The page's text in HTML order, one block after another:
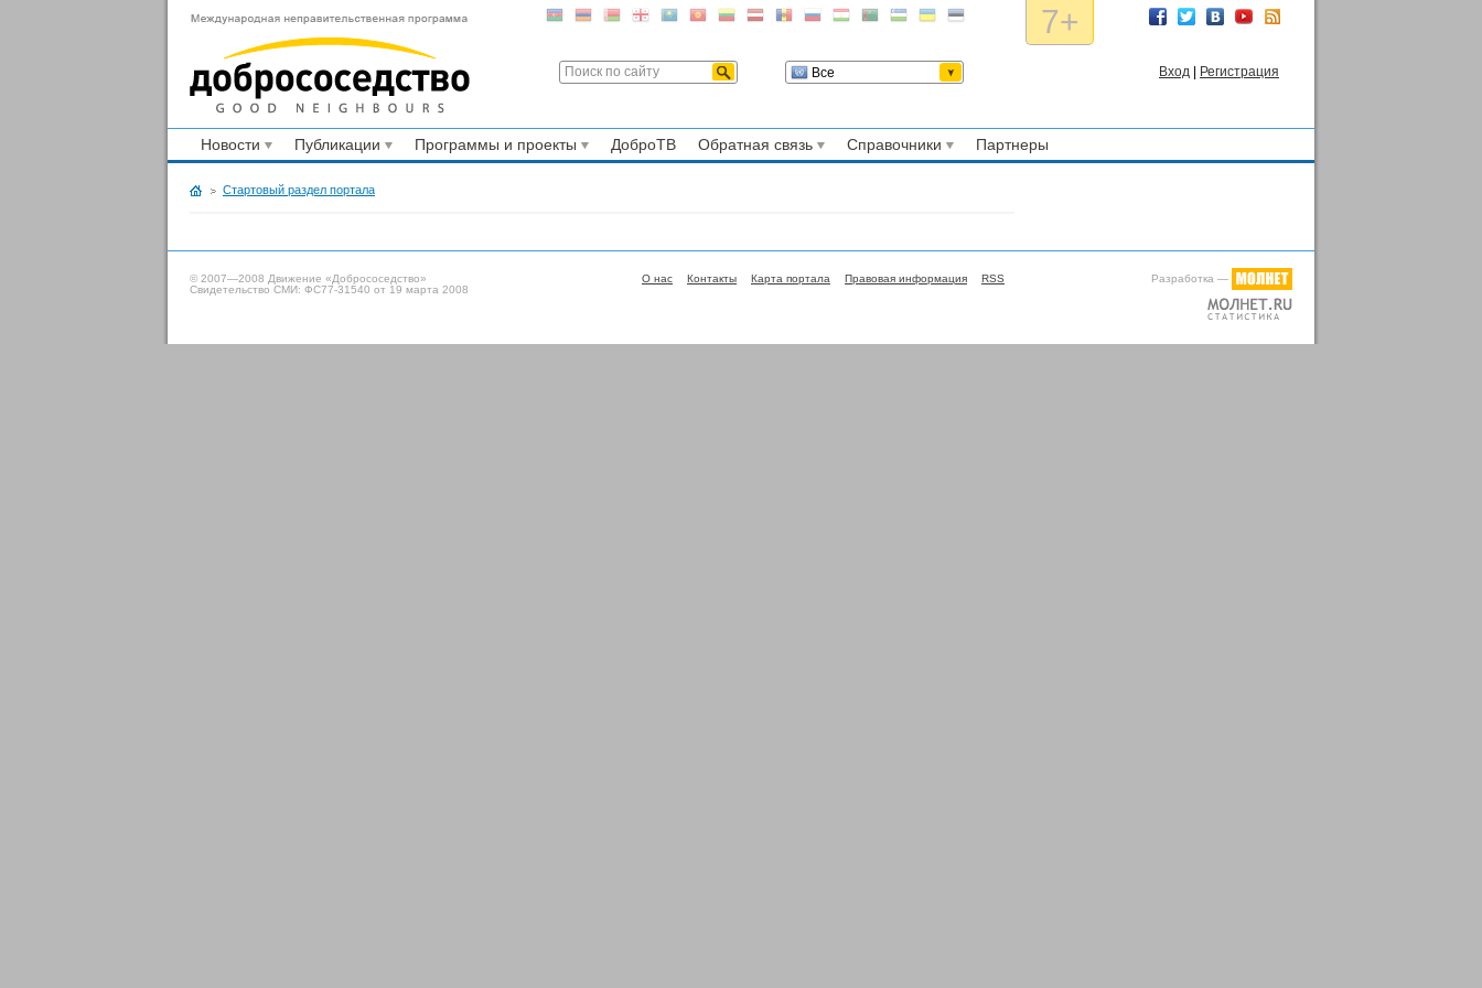
7+
Все Вход Регистрация
Новости Публикации Программы и проекты ДоброТВ Обратная связь Справочники Партнеры
Стартовый раздел портала
О нас Контакты Карта портала Правовая информация RSS Разработка —
© 2007—2008 Движение «Добрососедство»
Свидетельство СМИ: ФС77-31540 от 19 марта 2008